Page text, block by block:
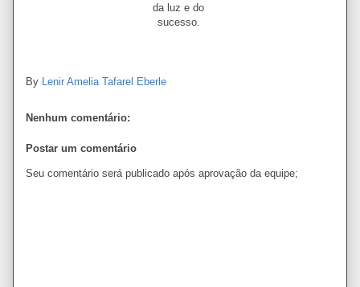
da luz e do
sucesso.
By Lenir Amelia Tafarel Eberle
Nenhum comentário:
Postar um comentário
Seu comentário será publicado após aprovação da equipe;